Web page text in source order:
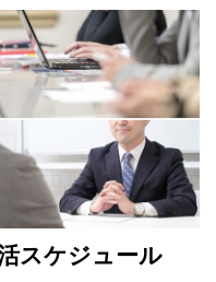
をしたいのですが」 ③相
郵送してください」と言わ
歴書などを渡します。 こ
その場で面接をしてもらえ
す。先輩はこの方法で３つ
ンビニ2件、ロッテリア1
ーワーク 国
業安定所（愛称・ハローワ
540あります。ここでアル
らえますので、訪問して
を守る職場）が多い。 ・
者に面談で相談できる。
link"
font-size:22px;" ] ミニ相
で、「特定技能についての
ます。 [iconpress
link"
font-size:22px;" ] 特定技
み 外国人の就職活
彩な機会を提供していま
人だけを紹介しています
トで自分に適した求人が
title="external link"
font-size:22px;" ] 奨学金
） 対象 大学3年生
上）大学院生 募集分野
研究（医学、歯学、薬
、栄養学、体育学）、経営
※他奨学金と併給の場合は
かそれに関連した分野 対
学金 研究生（大
：143,000 円修士課程：
：145,000 円（地域加算
程：3年（日本語教育の必
留学生 教員
職教員 奨学金 毎月
外国人数 %
と言っても便利さでした。特
ーパーもたくさんあります。
でベトナム人に対応してもら
仕スケジュール